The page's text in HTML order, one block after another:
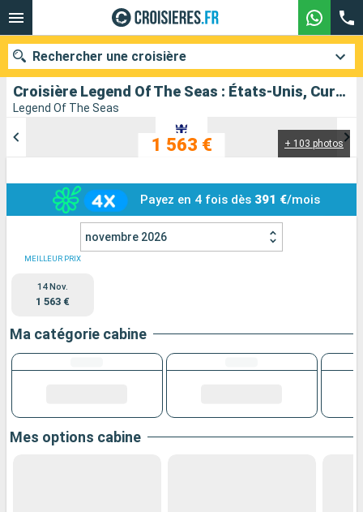
Croisière Legend Of The Seas : États-Unis, Curaçao, Aruba, Bahamas au départ de Fort Lauderdale
Legend Of The Seas
+ 103 photos
1 563 €
Payez en 4 fois dès 391 €/mois
novembre 2026
MEILLEUR PRIX
14 Nov.
1 563 €
Ma catégorie cabine
Mes options cabine
Rechercher une croisière
Mois de départ
Ports Compagnies